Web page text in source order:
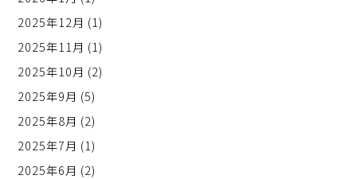
2025年12月 (1)
2025年11月 (1)
2025年10月 (2)
2025年9月 (5)
2025年8月 (2)
2025年7月 (1)
2025年6月 (2)